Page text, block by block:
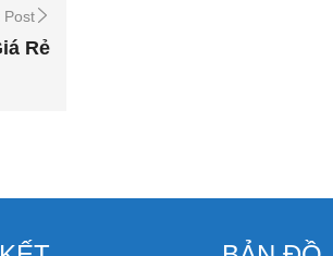
Post
Rẻ